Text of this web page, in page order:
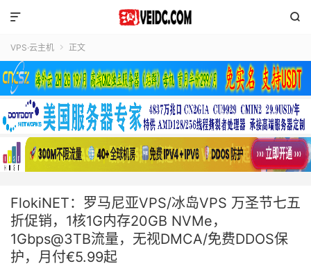


VPS·云主机  正文
FlokiNET：罗马尼亚VPS/冰岛VPS 万圣节七五
折促销，1核1G内存20GB NVMe，
1Gbps@3TB流量，无视DMCA/免费DDOS保
护，月付€5.99起